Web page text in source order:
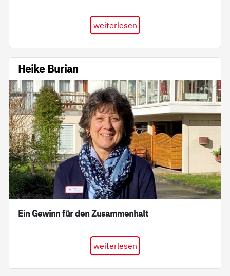
weiterlesen
Heike Burian
Ein Gewinn für den Zusammenhalt
weiterlesen